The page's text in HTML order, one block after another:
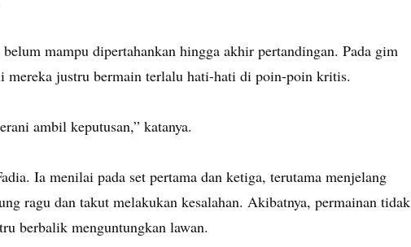
belum mampu dipertahankan hingga akhir pertandingan. Pada gim
mereka justru bermain terlalu hati-hati di poin-poin kritis.
ambil keputusan,” katanya.
Ia menilai pada set pertama dan ketiga, terutama menjelang
ragu dan takut melakukan kesalahan. Akibatnya, permainan tidak
berbalik menguntungkan lawan.